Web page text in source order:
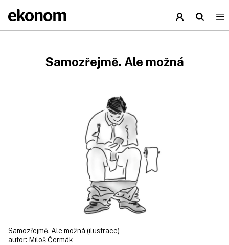
Samozřejmě. Ale možná
Samozřejmě. Ale možná (ilustrace)
autor: Miloš Čermák